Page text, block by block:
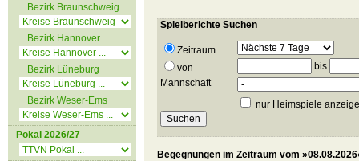
Bezirk Braunschweig
Bezirk Hannover
Bezirk Lüneburg
Bezirk Weser-Ems
Pokal 2026/27
Spielberichte Suchen
Zeitraum
von
bis
Mannschaft
nur Heimspiele
Begegnungen im Zeitraum vom